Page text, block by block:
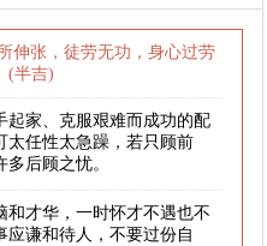
伸张，徒劳无功，身心过劳
(半吉)
起家、克服艰难而成功的配
太任性太急躁，若只顾前
后顾之忧。
和才华，一时怀才不遇也不
应谦和待人，不要过份自